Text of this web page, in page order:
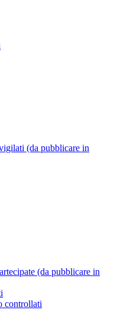
(da pubblicare in
(da pubblicare in
controllati